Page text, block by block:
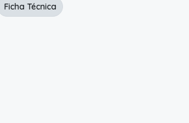
Ficha Técnica